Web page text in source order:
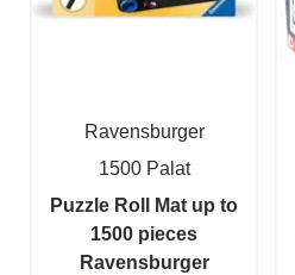
Ravensburger
1500 Palat
Puzzle Roll Mat up to
1500 pieces
Ravensburger